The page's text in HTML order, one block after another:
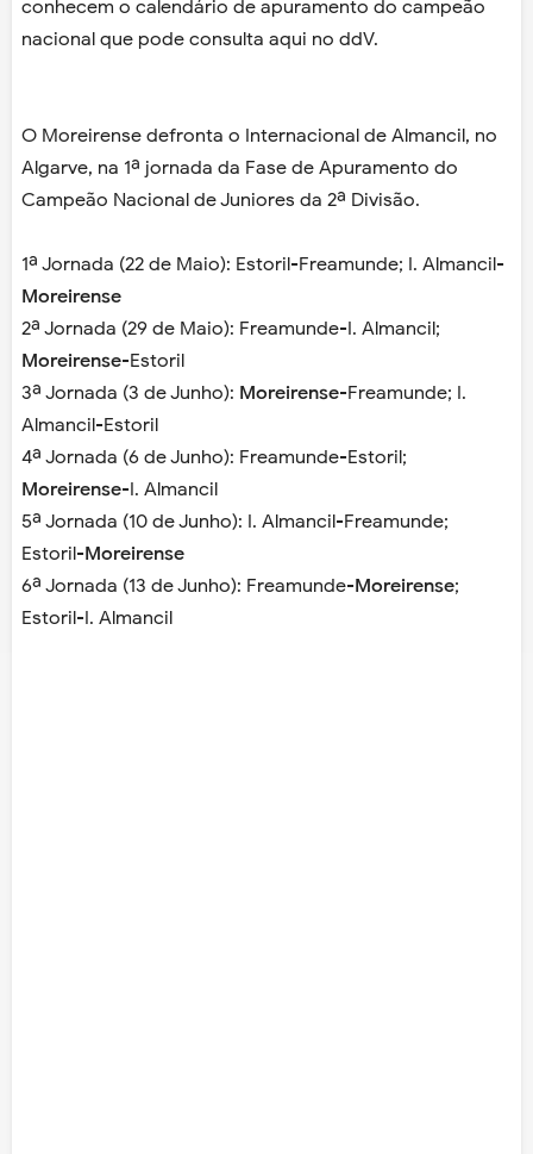
conhecem o calendário de apuramento do campeão
nacional que pode consulta aqui no ddV.
O Moreirense defronta o Internacional de Almancil, no
Algarve, na 1ª jornada da Fase de Apuramento do
Campeão Nacional de Juniores da 2ª Divisão.
1ª Jornada (22 de Maio): Estoril-Freamunde; I. Almancil-
Moreirense
2ª Jornada (29 de Maio): Freamunde-I. Almancil;
Moreirense-Estoril
3ª Jornada (3 de Junho): Moreirense-Freamunde; I.
Almancil-Estoril
4ª Jornada (6 de Junho): Freamunde-Estoril;
Moreirense-I. Almancil
5ª Jornada (10 de Junho): I. Almancil-Freamunde;
Estoril-Moreirense
6ª Jornada (13 de Junho): Freamunde-Moreirense;
Estoril-I. Almancil